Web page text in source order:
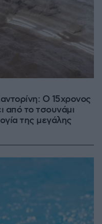
Ο 15χρονος
από το τσουνάμι
της μεγάλης